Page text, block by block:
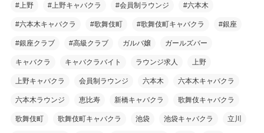
#上野 #上野キャバクラ #会員制ラウンジ #六本木
#六本木キャバクラ #歌舞伎町 #歌舞伎町キャバクラ #銀座
#銀座クラブ #高級クラブ ガルバ嬢 ガールズバー
キャバクラ キャバクラバイト ラウンジ求人 上野
上野キャバクラ 会員制ラウンジ 六本木 六本木キャバクラ
六本木ラウンジ 恵比寿 新橋キャバクラ 歌舞伎キャバクラ
歌舞伎町 歌舞伎町キャバクラ 池袋 池袋キャバクラ 立川